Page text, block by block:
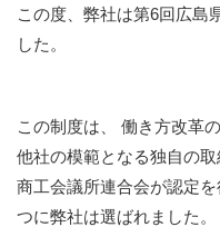
この度、弊社は第6回広島
した。
この制度は、 働き方改革
他社の模範となる独自の
商工会議所連合会が認定
つに弊社は選ばれました。